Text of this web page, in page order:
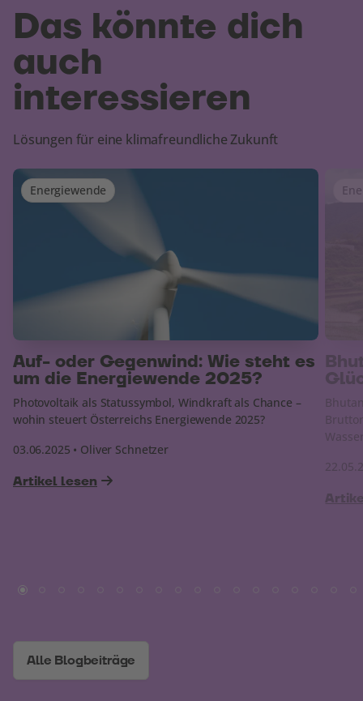
Das könnte dich
auch
interessieren
Lösungen für eine klimafreundliche Zukunft
Auf- oder Gegenwind: Wie steht es
um die Energiewende 2025?
Photovoltaik als Statussymbol, Windkraft als Chance –
wohin steuert Österreichs Energiewende 2025?
03.06.2025 • Oliver Schnetzer
Artikel lesen
Energiewende
Alle Blogbeiträge